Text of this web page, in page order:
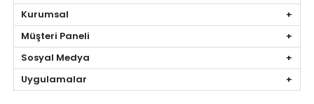
Kurumsal
Müşteri Paneli
Sosyal Medya
Uygulamalar